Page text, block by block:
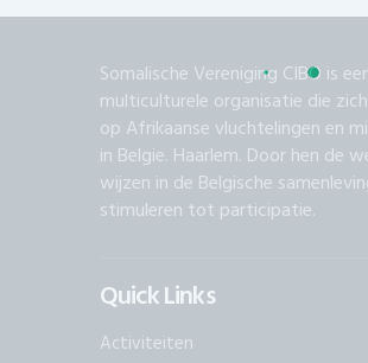
Somalische Vereniging CIBO is
multiculturele organisatie die
op Afrikaanse vluchtelingen en
in Belgie. Haarlem. Door hen de
wijzen in de Belgische
stimuleren tot participatie.
Quick Links
Activiteiten